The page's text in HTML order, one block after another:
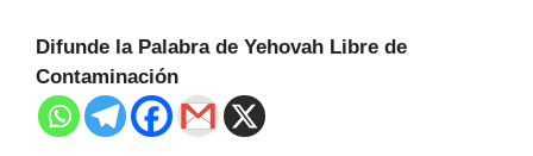
Difunde la Palabra de Yehovah Libre de
Contaminación